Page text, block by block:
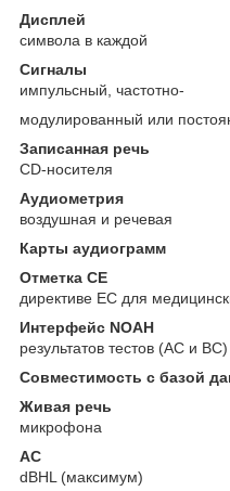
символа в каждой
импульсный, частотно-
модулированный или
Записанная речь С
CD-носителя
воздушная и речевая
Карты
директиве ЕС для
Интерфейс
результатов тестов (АС и ВС)
Совместимость с базой
Живая
микрофона
dBHL (максимум)